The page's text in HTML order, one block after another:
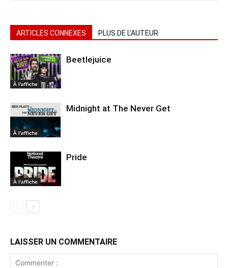
ARTICLES CONNEXES PLUS DE L'AUTEUR
À l'affiche
Beetlejuice
À l'affiche
Midnight at The Never Get
À l'affiche
Pride
LAISSER UN COMMENTAIRE